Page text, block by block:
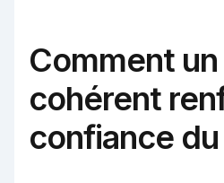
Comment
cohérent
confiance